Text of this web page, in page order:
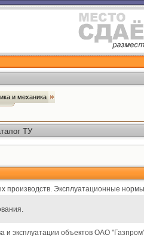
и механика
ТУ
производств. Эксплуатационные
эксплуатации объектов ОАО